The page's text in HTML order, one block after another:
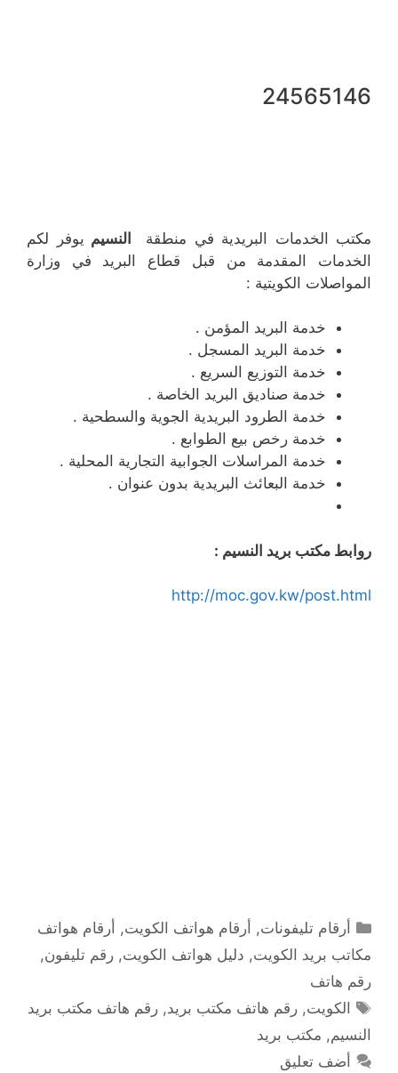
24565146
مكتب الخدمات البريدية في منطقة النسيم يوفر لكم
الخدمات المقدمة من قبل قطاع البريد في وزارة
المواصلات الكويتية :
خدمة البريد المؤمن .
خدمة البريد المسجل .
خدمة التوزيع السريع .
خدمة صناديق البريد الخاصة .
خدمة الطرود البريدية الجوية والسطحية .
خدمة رخص بيع الطوابع .
خدمة المراسلات الجوابية التجارية المحلية .
خدمة البعائث البريدية بدون عنوان .
روابط مكتب بريد النسيم :
http://moc.gov.kw/post.html
التصنيفات
أرقام تليفونات, أرقام هواتف الكويت, أرقام هواتف
مكاتب بريد الكويت, دليل هواتف الكويت, رقم تليفون,
رقم هاتف
الوسوم
الكويت,رقم هاتف مكتب بريد,رقم هاتف مكتب بريد
النسيم, مكتب بريد
أضف تعليق